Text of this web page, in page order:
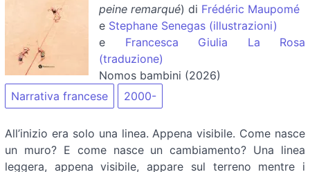
peine remarqué) di Frédéric Maupomé
e Stephane Senegas (illustrazioni)
e Francesca Giulia La Rosa
(traduzione)
Nomos bambini (2026)
Narrativa francese
2000-
All’inizio era solo una linea. Appena visibile. Come nasce
un muro? E come nasce un cambiamento? Una linea
leggera, appena visibile, appare sul terreno mentre i